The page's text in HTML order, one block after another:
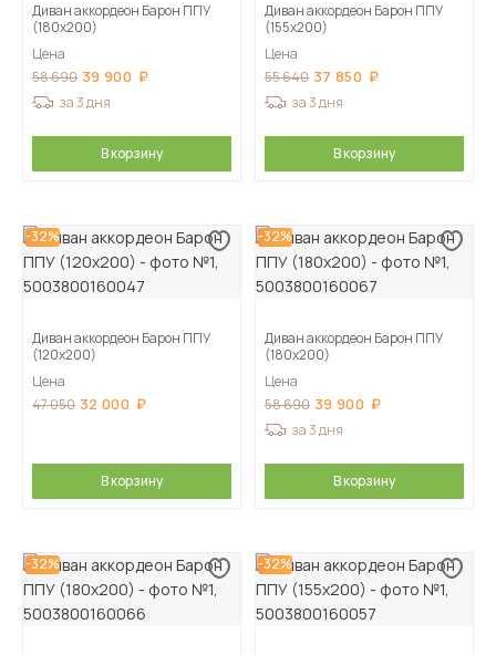
Диван аккордеон Барон ППУ
(180х200)
Цена
58 690 39 900
за 3 дня
В корзину
Диван аккордеон Барон ППУ
(155х200)
Цена
55 640 37 850
за 3 дня
В корзину
-32%
Диван аккордеон Барон ППУ
(120х200)
Цена
47 050 32 000
В корзину
-32%
Диван аккордеон Барон ППУ
(180х200)
Цена
58 690 39 900
за 3 дня
В корзину
-32% -32%